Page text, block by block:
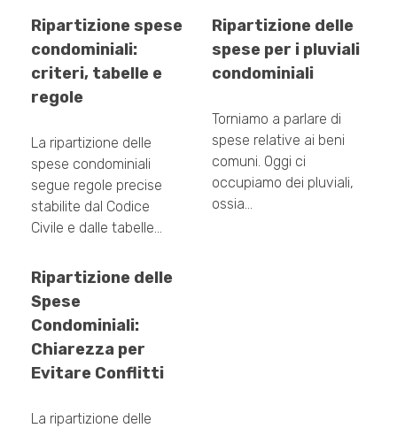
Ripartizione spese
condominiali:
criteri, tabelle e
regole
La ripartizione delle
spese condominiali
segue regole precise
stabilite dal Codice
Civile e dalle tabelle…
Ripartizione delle
spese per i pluviali
condominiali
Torniamo a parlare di
spese relative ai beni
comuni. Oggi ci
occupiamo dei pluviali,
ossia…
Ripartizione delle
Spese
Condominiali:
Chiarezza per
Evitare Conflitti
La ripartizione delle